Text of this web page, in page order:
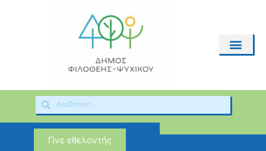
Γίνε εθελοντής